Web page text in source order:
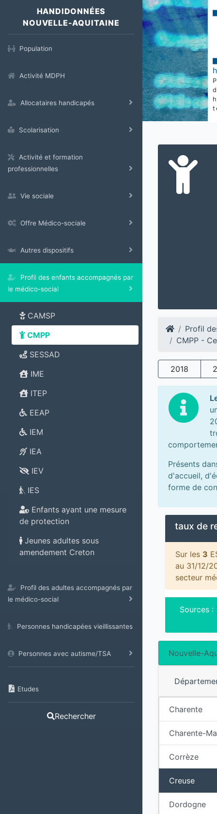
HANDIDONNÉES
NOUVELLE-AQUITAINE
Population
Activité MDPH
Allocataires handicapés
Scolarisation
Activité et formation
professionnelles
Vie sociale
Offre Médico-sociale
Autres dispositifs
Profil des enfants accompagnés par
le médico-social
CAMSP
CMPP
SESSAD
IME
ITEP
EEAP
IEM
IEA
IEV
IES
Enfants ayant une mesure
de protection
Jeunes adultes sous
amendement Creton
Profil des adultes accompagnés par
le médico-social
Personnes handicapées vieillissantes
Personnes avec autisme/TSA
Etudes
Rechercher
Profil
CMPP -
2018
Présents
d'accueil,
forme de
taux de
Sur les 3
au 31/12/
secteur
Sources :
Nouvelle-
Charente
Charente-
Corrèze
Creuse
Dordogne